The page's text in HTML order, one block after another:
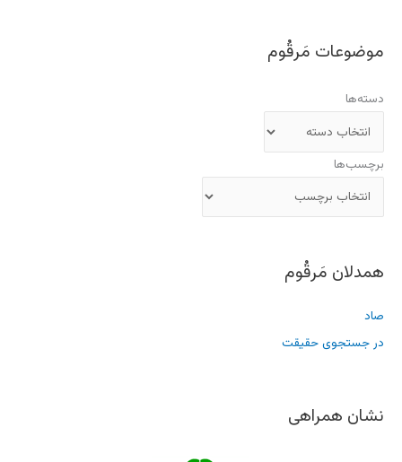
موضوعات مَرقُوم
دسته‌ها
برچسب‌ها
همدلان مَرقُوم
صاد
در جستجوی حقیقت
نشان همراهی